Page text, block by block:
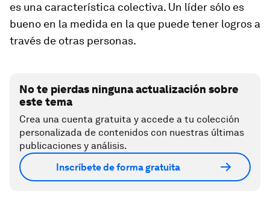
es una característica colectiva. Un líder sólo es
bueno en la medida en la que puede tener logros a
través de otras personas.
No te pierdas ninguna actualización sobre
este tema
Crea una cuenta gratuita y accede a tu colección
personalizada de contenidos con nuestras últimas
publicaciones y análisis.
Inscríbete de forma gratuita